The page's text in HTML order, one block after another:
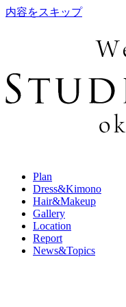
内容をスキップ
Plan
Dress&Kimono
Hair&Makeup
Gallery
Location
Report
News&Topics